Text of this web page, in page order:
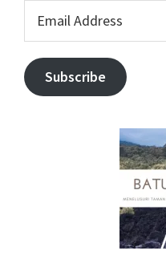
Address
Subscribe